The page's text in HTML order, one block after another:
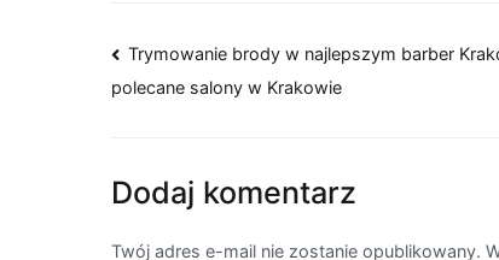
Nawigacja
wpisu
Trymowanie brody w najlepszym barber
polecane salony w Krakowie
Dodaj komentarz
Twój adres e-mail nie zostanie opublikowany.